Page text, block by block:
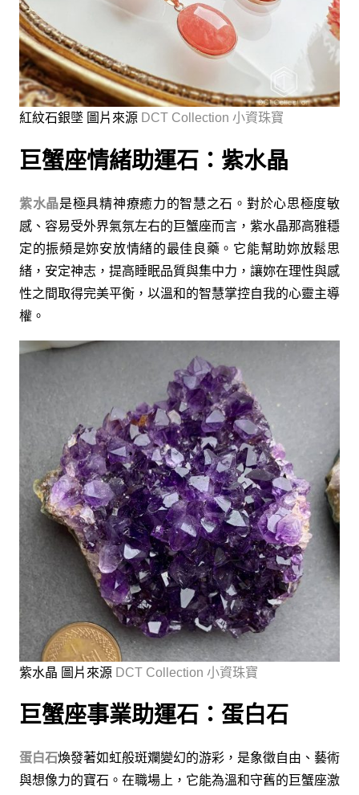
紅紋石銀墜 圖片來源 DCT Collection 小資珠寶
巨蟹座情緒助運石：紫水晶
紫水晶是極具精神療癒力的智慧之石。對於心思極度敏
感、容易受外界氣氛左右的巨蟹座而言，紫水晶那高雅穩
定的振頻是妳安放情緒的最佳良藥。它能幫助妳放鬆思
緒，安定神志，提高睡眠品質與集中力，讓妳在理性與感
性之間取得完美平衡，以溫和的智慧掌控自我的心靈主導
權。
紫水晶 圖片來源 DCT Collection 小資珠寶
巨蟹座事業助運石：蛋白石
蛋白石煥發著如虹般斑斕變幻的游彩，是象徵自由、藝術
與想像力的寶石。在職場上，它能為溫和守舊的巨蟹座激